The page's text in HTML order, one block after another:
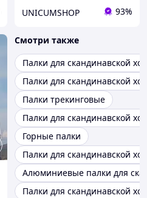
UNICUMSHOP 93%
Смотри также
Палки для скандинавской
Палки для скандинавской
Палки трекинговые
Палки для скандинавской
Горные палки
Палки для скандинавской
Алюминиевые палки для
Палки для скандинавской